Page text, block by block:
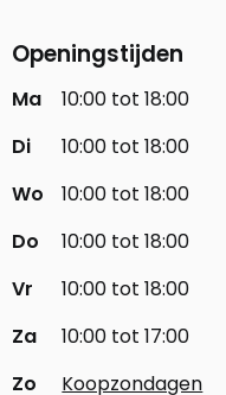
Openingstijden
Ma
10:00 tot 18:00
Di
10:00 tot 18:00
Wo
10:00 tot 18:00
Do
10:00 tot 18:00
Vr
10:00 tot 18:00
Za
10:00 tot 17:00
Zo
Koopzondagen